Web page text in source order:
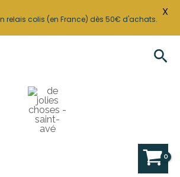
relais colis (en France) dès 50€ d'achats.
X